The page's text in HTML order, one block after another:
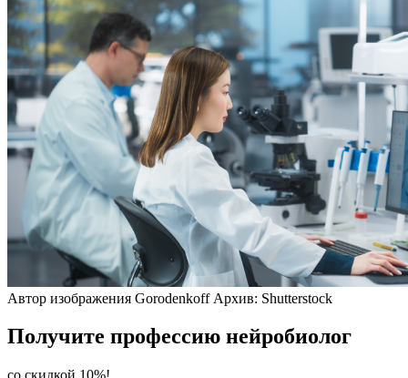
Автор изображения Gorodenkoff Архив: Shutterstock
Получите профессию нейробиолог